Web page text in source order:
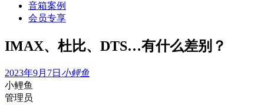
音箱案例
会员专享
IMAX、杜比、DTS…有什么差别？
2023年9月7日 小鲤鱼
小鲤鱼
管理员